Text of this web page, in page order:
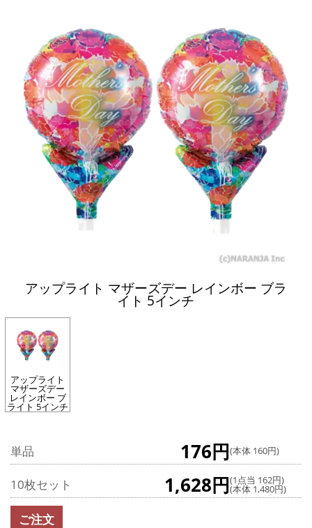
アップライト マザーズデー レインボー ブラ
イト 5インチ
アップライト
マザーズデー
レインボー ブ
ライト 5インチ
単品 176円(本体 160円)
10枚セット 1,628円(1点当 162円)
(本体 1,480円)
ご注文